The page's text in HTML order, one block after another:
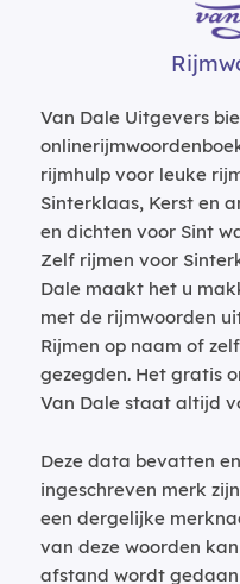
Van Dale Uitgevers
rijmhulp voor leuke
Sinterklaas, Kerst en
en dichten voor Sint
Zelf rijmen voor
Dale maakt het u
met de rijmwoorden
Rijmen op naam of
gezegden. Het gratis
Van Dale staat altijd
Deze data bevatten
ingeschreven merk
een dergelijke
van deze woorden
afstand wordt